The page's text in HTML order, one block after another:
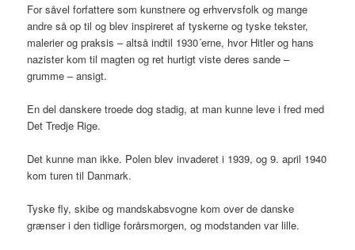
For såvel forfattere som kunstnere og erhvervsfolk og mange
andre så op til og blev inspireret af tyskerne og tyske tekster,
malerier og praksis – altså indtil 1930´erne, hvor Hitler og hans
nazister kom til magten og ret hurtigt viste deres sande –
grumme – ansigt.
En del danskere troede dog stadig, at man kunne leve i fred med
Det Tredje Rige.
Det kunne man ikke. Polen blev invaderet i 1939, og 9. april 1940
kom turen til Danmark.
Tyske fly, skibe og mandskabsvogne kom over de danske
grænser i den tidlige forårsmorgen, og modstanden var lille.